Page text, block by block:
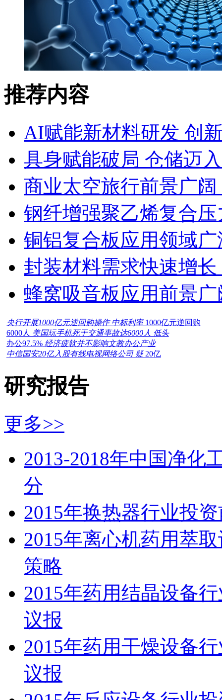
推荐内容
AI赋能新材料研发 创
具身赋能破局 仓储迈
商业太空旅行前景广
钢纤增强聚乙烯复合
铜铝复合板应用领域
封装材料需求快速增
蜂窝吸音板应用前景
央行开展1000亿元逆回购操作 中标利率 1000亿元逆回购
6000人 美国玩手机死于交通事故达6000人 低头
办公97.5% 经济疲软并不影响文教办公产业
中信国安20亿入股有线电视网络公司 疑 20亿
研究报告
更多>>
2013-2018年中国净化
分
2015年换热器行业投
2015年离心机药用萃
策略
2015年药用结晶设备
议报
2015年药用干燥设备
议报